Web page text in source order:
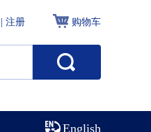
注册 购物车
English